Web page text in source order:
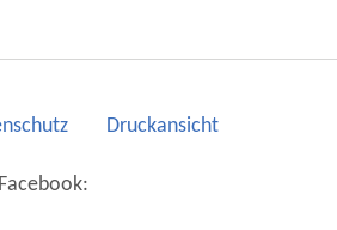
Druckansicht